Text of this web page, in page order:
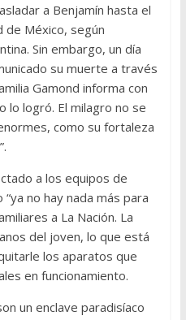
a Benjamín hasta el
de México, según
Sin embargo, un día
su muerte a través
Gamond informa con
lo logró. El milagro no se
como su fortaleza
a los equipos de
no hay nada más para
a La Nación. La
del joven, lo que está
los aparatos que
en funcionamiento.
un enclave paradisíaco